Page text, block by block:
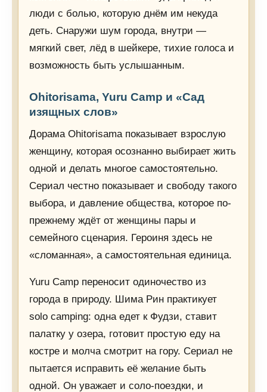
люди с болью, которую днём им некуда
деть. Снаружи шум города, внутри —
мягкий свет, лёд в шейкере, тихие голоса и
возможность быть услышанным.
Ohitorisama, Yuru Camp и «Сад
изящных слов»
Дорама Ohitorisama показывает взрослую
женщину, которая осознанно выбирает жить
одной и делать многое самостоятельно.
Сериал честно показывает и свободу такого
выбора, и давление общества, которое по-
прежнему ждёт от женщины пары и
семейного сценария. Героиня здесь не
«сломанная», а самостоятельная единица.
Yuru Camp переносит одиночество из
города в природу. Шима Рин практикует
solo camping: одна едет к Фудзи, ставит
палатку у озера, готовит простую еду на
костре и молча смотрит на гору. Сериал не
пытается исправить её желание быть
одной. Он уважает и соло-поездки, и